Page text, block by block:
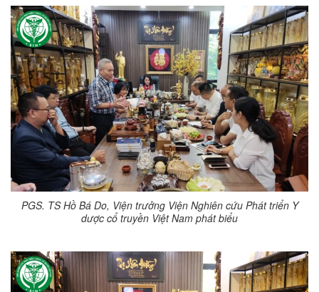
PGS. TS Hồ Bá Do, Viện trưởng Viện Nghiên cứu Phát triển Y
dược cổ truyền Việt Nam phát biểu